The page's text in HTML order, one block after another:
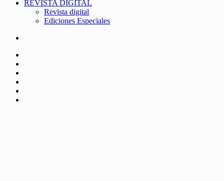
REVISTA DIGITAL
Revista digital
Ediciones Especiales